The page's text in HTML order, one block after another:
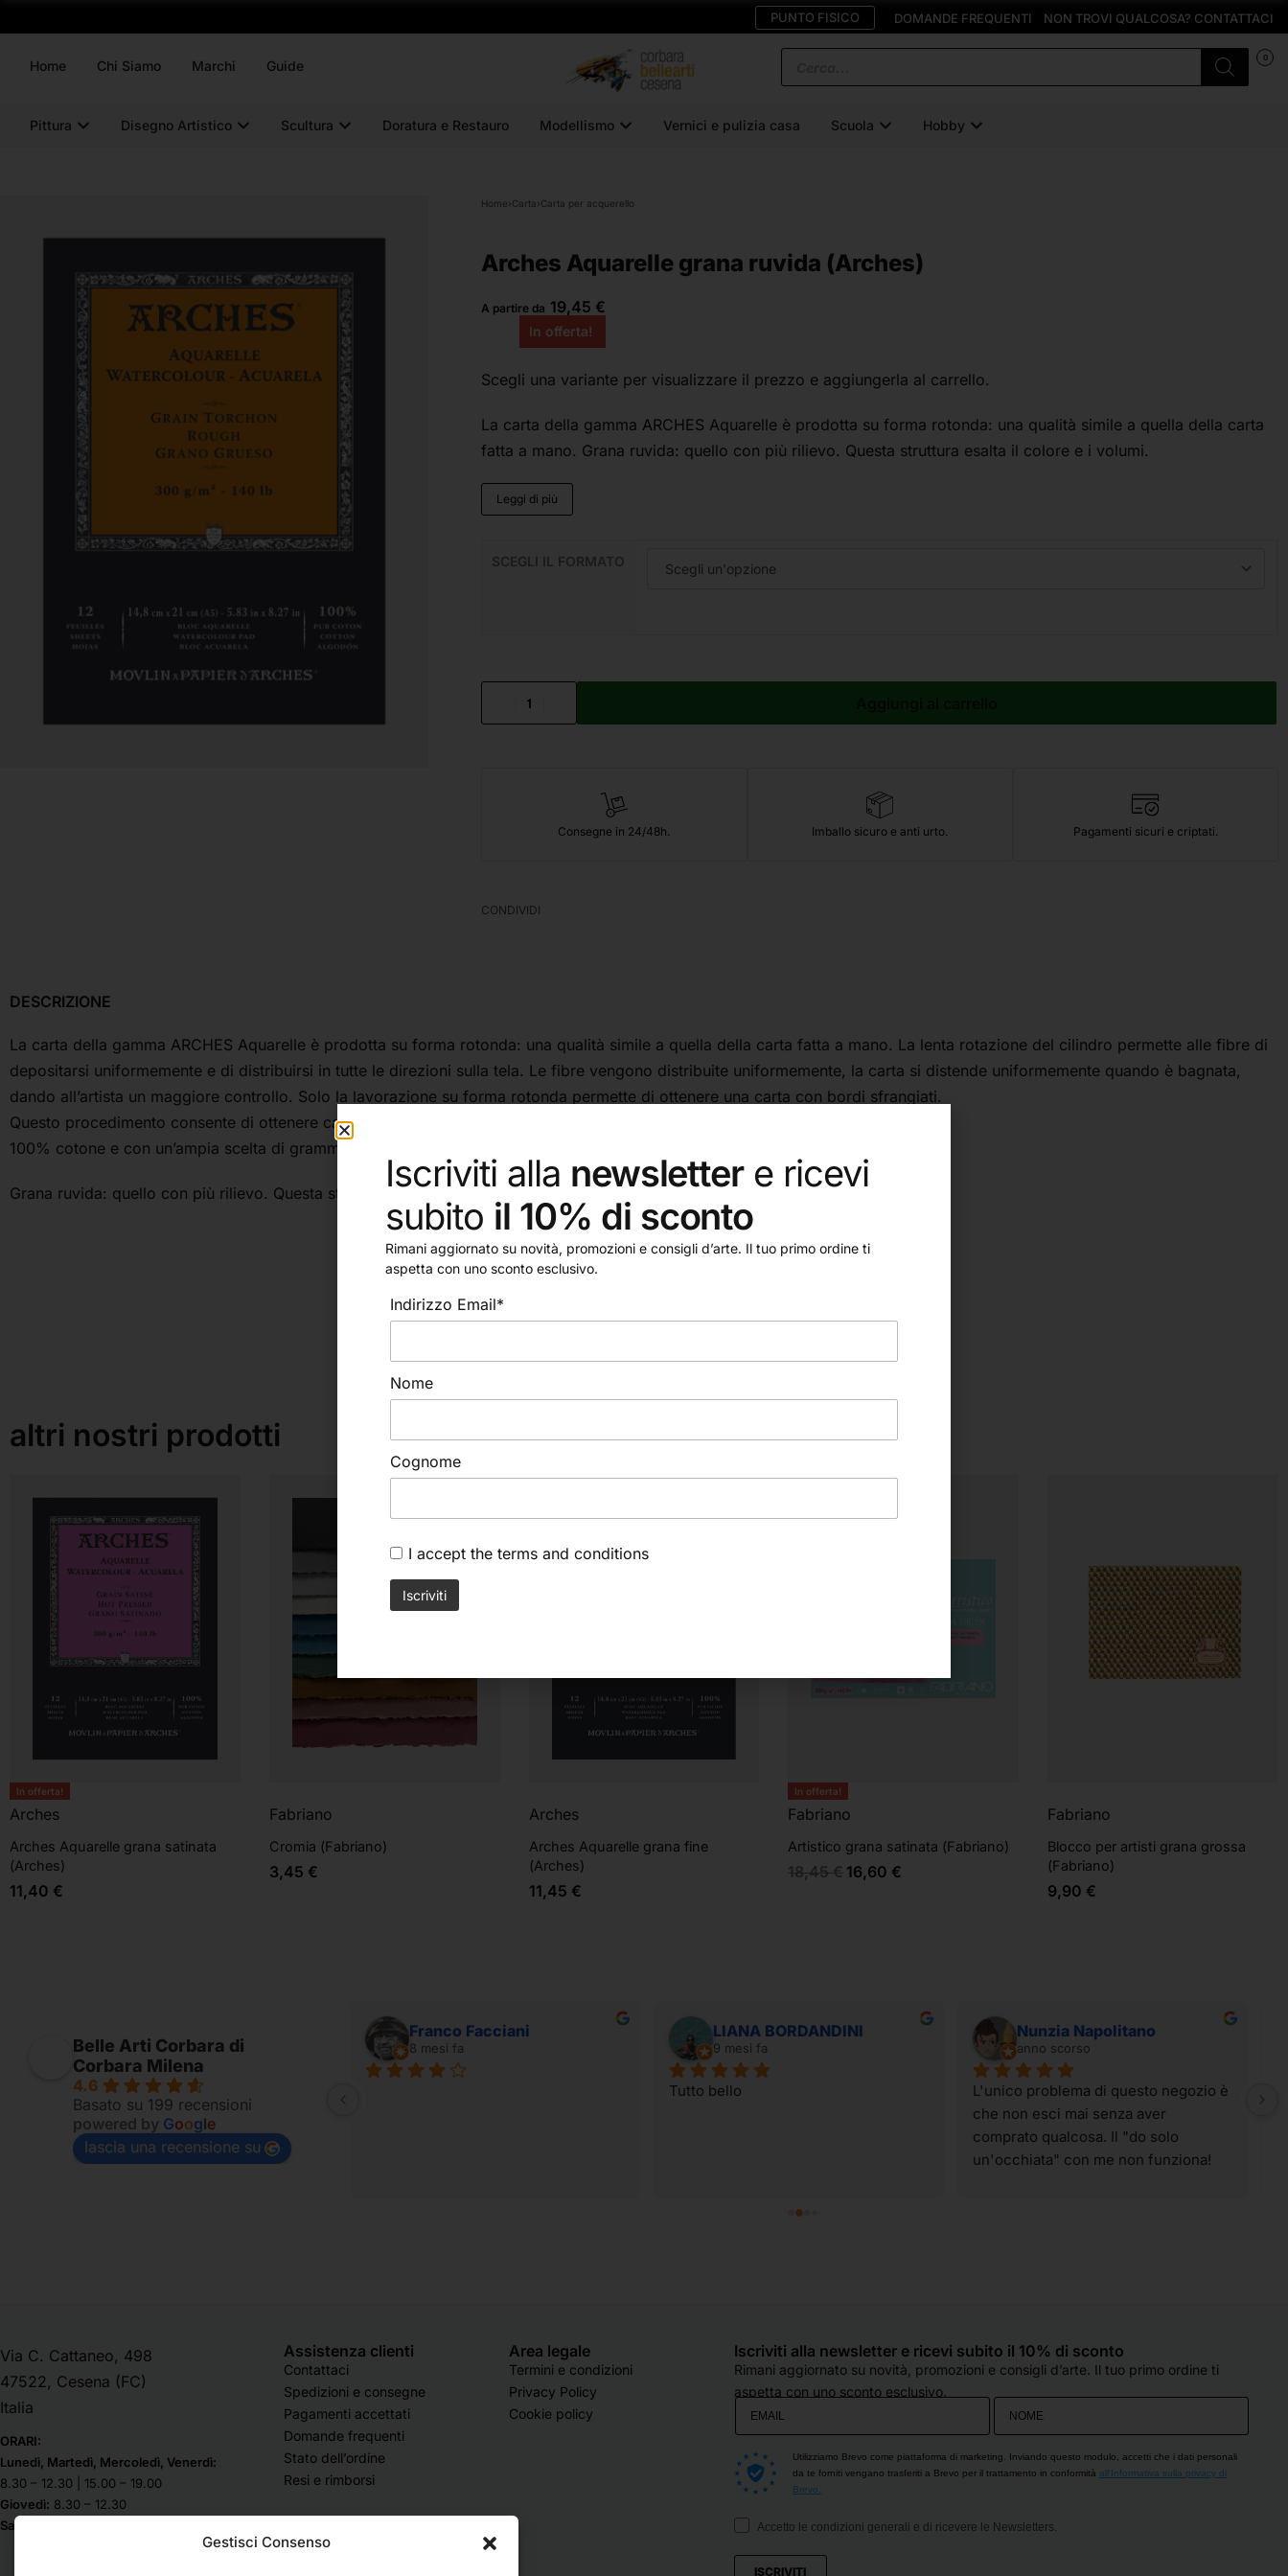
Gestisci Consenso
PUNTO FISICO DOMANDE FREQUENTI NON TROVI QUALCOSA? CONTATTACI
Home Chi Siamo Marchi Guide 0
Pittura Disegno Artistico Scultura Doratura e Restauro Modellismo Vernici e pulizia casa Scuola Hobby
Home›Carta›Carta per acquerello
Arches Aquarelle grana ruvida (Arches)
A partire da 19,45 €
In offerta!
Scegli una variante per visualizzare il prezzo e aggiungerla al carrello.
La carta della gamma ARCHES Aquarelle è prodotta su forma rotonda: una qualità simile a quella della carta
fatta a mano. Grana ruvida: quello con più rilievo. Questa struttura esalta il colore e i volumi.
Leggi di più
SCEGLI IL FORMATO
Consegne in 24/48h. Imballo sicuro e anti urto. Pagamenti sicuri e criptati.
CONDIVIDI
DESCRIZIONE
La carta della gamma ARCHES Aquarelle è prodotta su forma rotonda: una qualità simile a quella della carta fatta a mano. La lenta rotazione del cilindro permette alle fibre di
depositarsi uniformemente e di distribuirsi in tutte le direzioni sulla tela. Le fibre vengono distribuite uniformemente, la carta si distende uniformemente quando è bagnata,
dando all’artista un maggiore controllo. Solo la lavorazione su forma rotonda permette di ottenere una carta con bordi sfrangiati.
Questo procedimento consente di ottenere carta ad alta grammatura ed eccezionale resistenza a raschiatura e gommatura.
100% cotone e con un’ampia scelta di grammature.
Grana ruvida: quello con più rilievo. Questa struttura esalta il colore e i volumi.
altri nostri prodotti
In offerta!
Arches
Arches Aquarelle grana satinata
(Arches)
11,40 €
Fabriano
Cromia (Fabriano)
3,45 €
Arches
Arches Aquarelle grana fine
(Arches)
11,45 €
In offerta!
Fabriano
Artistico grana satinata (Fabriano)
18,45€ 16,60 €
Fabriano
Blocco per artisti grana grossa
(Fabriano)
9,90 €
Belle Arti Corbara di
Corbara Milena
4.6
Basato su 199 recensioni
powered by Google
lascia una recensione su
7 mesi fa
Fornito per appassionati
Franco Facciani
8 mesi fa
LIANA BORDANDINI
9 mesi fa
Tutto bello
Nunzia Napolitano
anno scorso
L'unico problema di questo negozio è
che non esci mai senza aver
comprato qualcosa. Il "do solo
un'occhiata" con me non funziona!
Hanno sempre un occhio di riguardo
per tutti e si fanno in quattro per
belle!! Grazie!
Via C. Cattaneo, 498
47522, Cesena (FC)
Italia
ORARI:
Lunedì, Martedì, Mercoledì, Venerdì:
8.30 – 12.30 | 15.00 – 19.00
Giovedì: 8.30 – 12.30
Sabato & Domenica chiuso
Assistenza clienti
Contattaci
Spedizioni e consegne
Pagamenti accettati
Domande frequenti
Stato dell’ordine
Resi e rimborsi
Area legale
Termini e condizioni
Privacy Policy
Cookie policy
Iscriviti alla newsletter e ricevi subito il 10% di sconto
Rimani aggiornato su novità, promozioni e consigli d’arte. Il tuo primo ordine ti
aspetta con uno sconto esclusivo.
Utilizziamo Brevo come piattaforma di marketing. Inviando questo modulo, accetti che i dati personali
da te forniti vengano trasferiti a Brevo per il trattamento in conformità all'Informativa sulla privacy di
Brevo.
Accetto le condizioni generali e di ricevere le Newsletters.
ISCRIVITI
Iscriviti alla newslettere ricevi
subito il 10% di sconto
Rimani aggiornato su novità, promozioni e consigli d’arte. Il tuo primo ordine ti
aspetta con uno sconto esclusivo.
Indirizzo Email*
Nome
Cognome
I accept the terms and conditions